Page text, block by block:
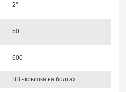
2"
50
600
BB - крышка на болтах